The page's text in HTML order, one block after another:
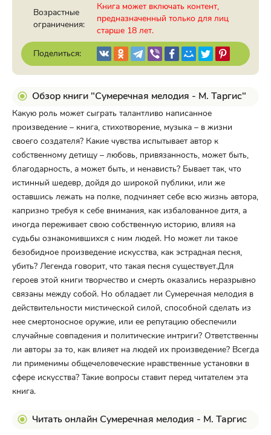
Возрастные
ограничения:
Книга может включать контент,
предназначенный только для лиц
старше 18 лет.
Поделиться:
Обзор книги "Сумеречная мелодия - М. Таргис"
Какую роль может сыграть талантливо написанное
произведение – книга, стихотворение, музыка – в жизни
своего создателя? Какие чувства испытывает автор к
собственному детищу – любовь, привязанность, может быть,
благодарность, а может быть, и ненависть? Бывает так, что
истинный шедевр, дойдя до широкой публики, или же
оставшись лежать на полке, подчиняет себе всю жизнь автора,
капризно требуя к себе внимания, как избалованное дитя, а
иногда переживает свою собственную историю, влияя на
судьбы ознакомившихся с ним людей. Но может ли такое
безобидное произведение искусства, как эстрадная песня,
убить? Легенда говорит, что такая песня существует.Для
героев этой книги творчество и смерть оказались неразрывно
связаны между собой. Но обладает ли Сумеречная мелодия в
действительности мистической силой, способной сделать из
нее смертоносное оружие, или ее репутацию обеспечили
случайные совпадения и политические интриги? Ответственны
ли авторы за то, как влияет на людей их произведение? Всегда
ли применимы общечеловеческие нравственные установки в
сфере искусства? Такие вопросы ставит перед читателем эта
книга.
Читать онлайн Сумеречная мелодия - М. Таргис